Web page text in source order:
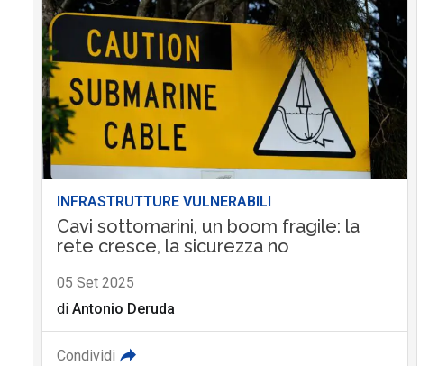
INFRASTRUTTURE VULNERABILI
Cavi sottomarini, un boom fragile: la
rete cresce, la sicurezza no
05 Set 2025
di Antonio Deruda
Condividi